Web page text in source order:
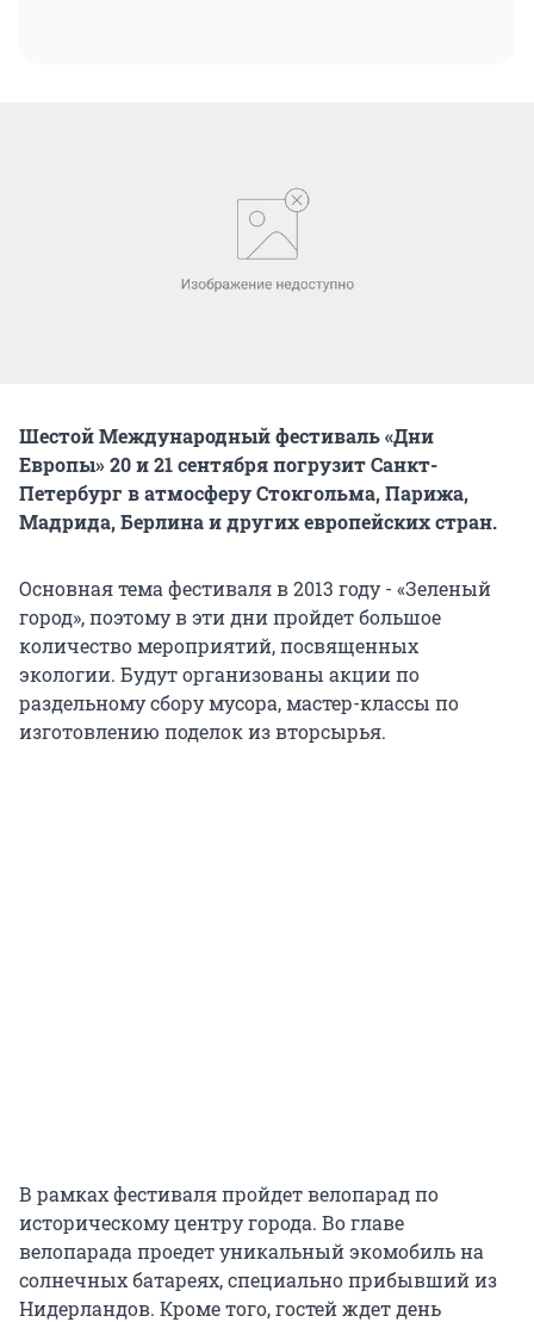
Шестой Международный фестиваль «Дни
Европы» 20 и 21 сентября погрузит Санкт-
Петербург в атмосферу Стокгольма, Парижа,
Мадрида, Берлина и других европейских стран.
Основная тема фестиваля в 2013 году - «Зеленый
город», поэтому в эти дни пройдет большое
количество мероприятий, посвященных
экологии. Будут организованы акции по
раздельному сбору мусора, мастер-классы по
изготовлению поделок из вторсырья.
В рамках фестиваля пройдет велопарад по
историческому центру города. Во главе
велопарада проедет уникальный экомобиль на
солнечных батареях, специально прибывший из
Нидерландов. Кроме того, гостей ждет день